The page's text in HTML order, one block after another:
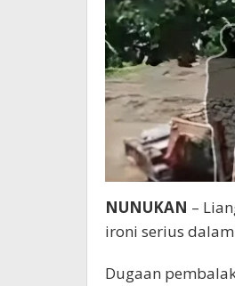
NUNUKAN –
ironi serius
Dugaan